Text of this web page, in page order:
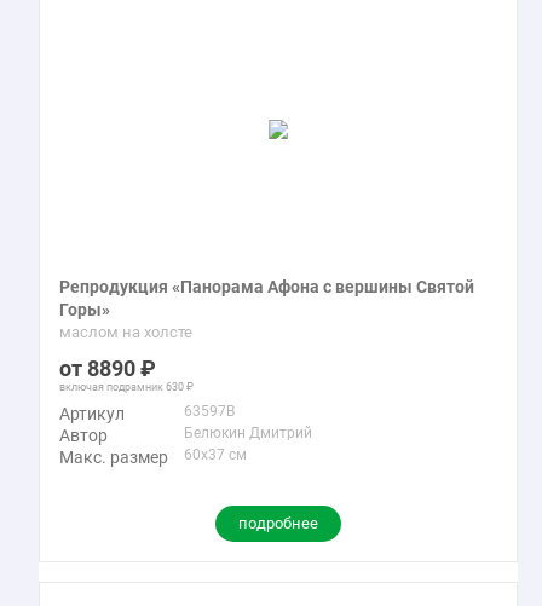
Репродукция «Панорама Афона с вершины Святой
Горы»
маслом на холсте
8890
включая подрамник 630
Артикул 63597B
Автор Белюкин Дмитрий
Макс. размер 60x37 см
подробнее